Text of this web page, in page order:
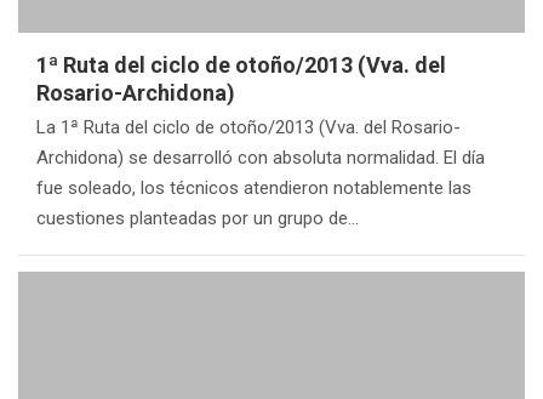
1ª Ruta del ciclo de otoño/2013 (Vva. del
Rosario-Archidona)
La 1ª Ruta del ciclo de otoño/2013 (Vva. del Rosario-
Archidona) se desarrolló con absoluta normalidad. El día
fue soleado, los técnicos atendieron notablemente las
cuestiones planteadas por un grupo de…